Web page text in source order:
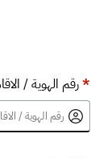
*رقم الهوية /